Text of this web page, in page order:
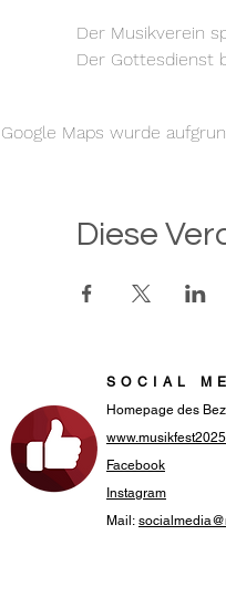
Der Musikverein
Der Gottesdienst
Google Maps wurde
Diese
SOCIAL
Homepage des
Facebook
Instagram
Mail: